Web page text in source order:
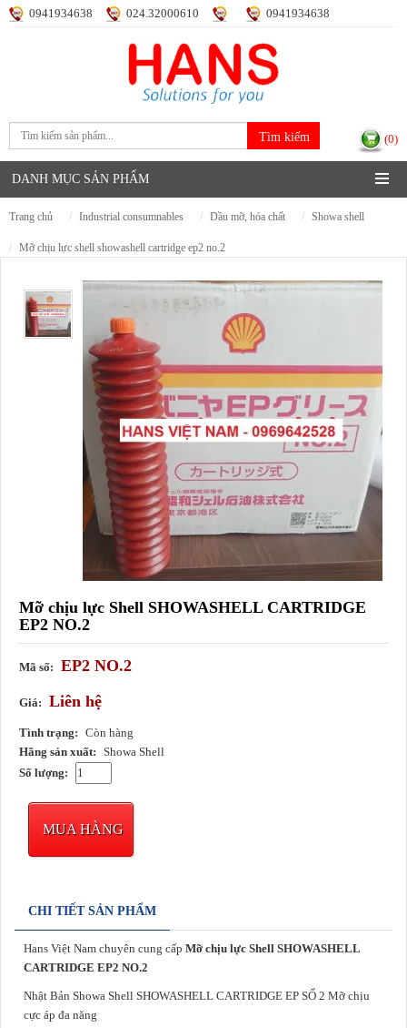
0941934638 024.32000610 0941934638
(0)
DANH MỤC SẢN PHẨM
trang chủ industrial consumnables dầu mỡ, hóa chất showa shell
mỡ chịu lực shell showashell cartridge ep2 no.2
Mỡ chịu lực Shell SHOWASHELL CARTRIDGE
EP2 NO.2
Mã số: EP2 NO.2
Giá: Liên hệ
Tình trạng:
Còn hàng
Hãng sản xuất:
Showa Shell
Số lượng:
MUA HÀNG
CHI TIẾT SẢN PHẨM
Hans Việt Nam chuyên cung cấp Mỡ chịu lực Shell SHOWASHELL
CARTRIDGE EP2 NO.2
Nhật Bản Showa Shell SHOWASHELL CARTRIDGE EP SỐ 2 Mỡ chịu
cực áp đa năng